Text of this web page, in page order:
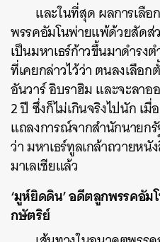
และในที่สุด ผลการเลือ
พรรคอัมโนพ่ายแพ้ด้วยสัดส่
เป็นมหาเธร์ก้าวขึ้นมาดำรง
ที่เคยกล่าวไว้ว่า ตนลงเลือก
อันวาร์ อิบราฮิม และจะลา
2 ปี ซึ่งก็ไม่เกินจริงไปนัก เ
แถลงการณ์จากสำนักนายก
ว่า มหาเธร์ทูลเกล้าถวายห
มาเลเซียแล้ว
‘มูห์ยิดดิน’ อดีตลูกพรรคอั
กษัตริย์